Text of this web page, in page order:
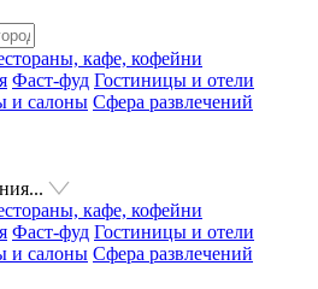
кафе, кофейни
Фаст-фуд Гостиницы и отели
и салоны Сфера развлечений
кафе, кофейни
Фаст-фуд Гостиницы и отели
и салоны Сфера развлечений